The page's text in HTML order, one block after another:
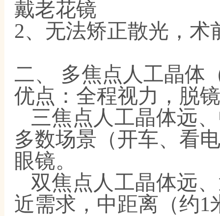
戴老花镜
2、无法矫正散光，术
二、
多焦点人工晶体
优点：全程视力，脱
三焦点人工晶体远
多数场景（开车、看
眼镜。
双焦点人工晶体远
近需求，中距离（约1